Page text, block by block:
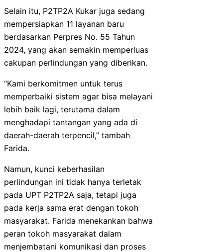
Selain itu, P2TP2A Kukar juga sedang
mempersiapkan 11 layanan baru
berdasarkan Perpres No. 55 Tahun
2024, yang akan semakin memperluas
cakupan perlindungan yang diberikan.
“Kami berkomitmen untuk terus
memperbaiki sistem agar bisa melayani
lebih baik lagi, terutama dalam
menghadapi tantangan yang ada di
daerah-daerah terpencil,” tambah
Farida.
Namun, kunci keberhasilan
perlindungan ini tidak hanya terletak
pada UPT P2TP2A saja, tetapi juga
pada kerja sama erat dengan tokoh
masyarakat. Farida menekankan bahwa
peran tokoh masyarakat dalam
menjembatani komunikasi dan proses